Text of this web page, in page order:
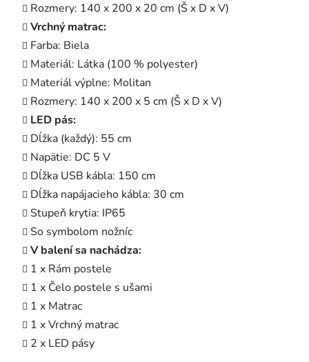
Rozmery: 140 x 200 x 20 cm (Š x D x V)
Vrchný matrac:
Farba: Biela
Materiál: Látka (100 % polyester)
Materiál výplne: Molitan
Rozmery: 140 x 200 x 5 cm (Š x D x V)
LED pás:
Dĺžka (každý): 55 cm
Napätie: DC 5 V
Dĺžka USB kábla: 150 cm
Dĺžka napájacieho kábla: 30 cm
Stupeň krytia: IP65
So symbolom nožníc
V balení sa nachádza:
1 x Rám postele
1 x Čelo postele s ušami
1 x Matrac
1 x Vrchný matrac
2 x LED pásy